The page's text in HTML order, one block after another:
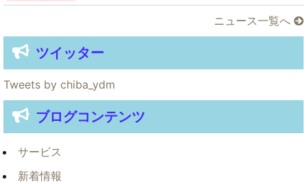
ニュース一覧へ
ツイッター
Tweets by chiba_ydm
ブログコンテンツ
サービス
新着情報